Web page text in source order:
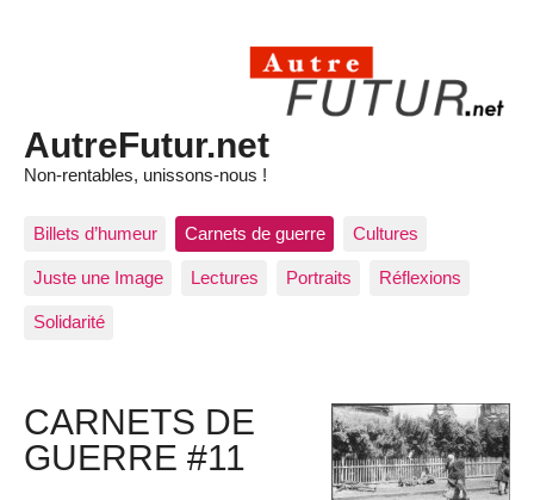
AutreFutur.net
Non-rentables, unissons-nous !
Billets d’humeur Carnets de guerre Cultures
Juste une Image Lectures Portraits Réflexions
Solidarité
CARNETS DE
GUERRE #11